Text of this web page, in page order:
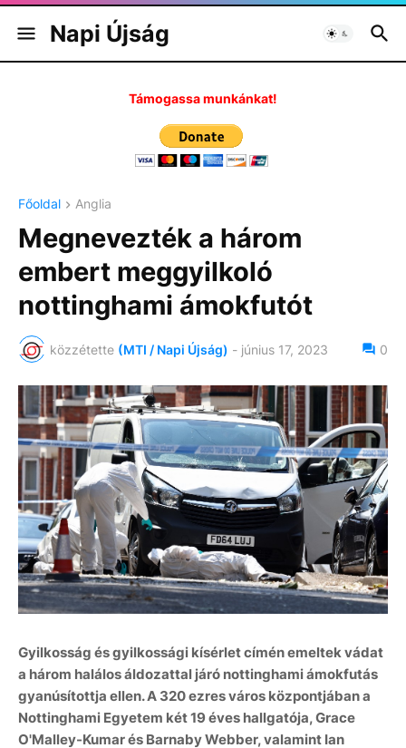
Napi Újság
Támogassa munkánkat!
Főoldal Anglia
Megnevezték a három
embert meggyilkoló
nottinghami ámokfutót
közzétette (MTI / Napi Újság) - június 17, 2023 0
Gyilkosság és gyilkossági kísérlet címén emeltek vádat
a három halálos áldozattal járó nottinghami ámokfutás
gyanúsítottja ellen. A 320 ezres város központjában a
Nottinghami Egyetem két 19 éves hallgatója, Grace
O'Malley-Kumar és Barnaby Webber, valamint Ian